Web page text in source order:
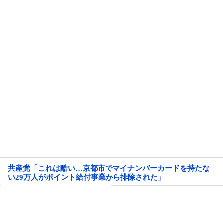
共産党「これは酷い…京都市でマイナンバーカードを持たな
い29万人がポイント給付事業から排除された」